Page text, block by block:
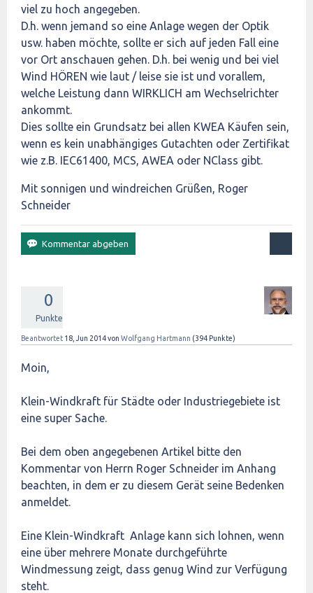
viel zu hoch angegeben.
D.h. wenn jemand so eine Anlage wegen der Optik
usw. haben möchte, sollte er sich auf jeden Fall eine
vor Ort anschauen gehen. D.h. bei wenig und bei viel
Wind HÖREN wie laut / leise sie ist und vorallem,
welche Leistung dann WIRKLICH am Wechselrichter
ankommt.
Dies sollte ein Grundsatz bei allen KWEA Käufen sein,
wenn es kein unabhängiges Gutachten oder Zertifikat
wie z.B. IEC61400, MCS, AWEA oder NClass gibt.
Mit sonnigen und windreichen Grüßen, Roger
Schneider
0
Punkte
Beantwortet 18, Jun 2014von Wolfgang Hartmann (394 Punkte)
Moin,
Klein-Windkraft für Städte oder Industriegebiete ist
eine super Sache.
Bei dem oben angegebenen Artikel bitte den
Kommentar von Herrn Roger Schneider im Anhang
beachten, in dem er zu diesem Gerät seine Bedenken
anmeldet.
Eine Klein-Windkraft Anlage kann sich lohnen, wenn
eine über mehrere Monate durchgeführte
Windmessung zeigt, dass genug Wind zur Verfügung
steht.